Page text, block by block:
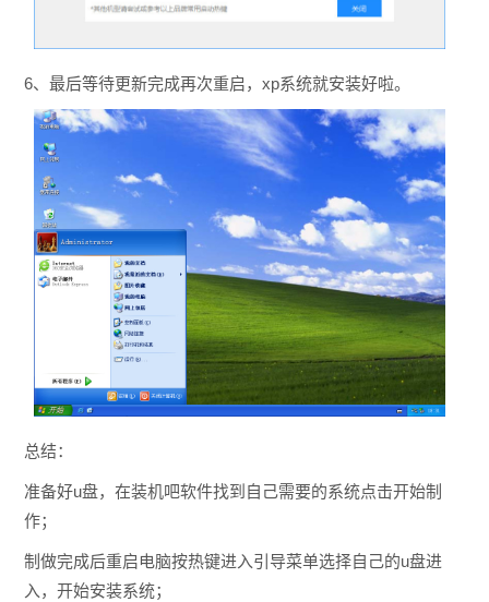
6、最后等待更新完成再次重启，xp系统就安装好啦。
总结：
准备好u盘，在装机吧软件找到自己需要的系统点击开始制
作；
制做完成后重启电脑按热键进入引导菜单选择自己的u盘进
入，开始安装系统；